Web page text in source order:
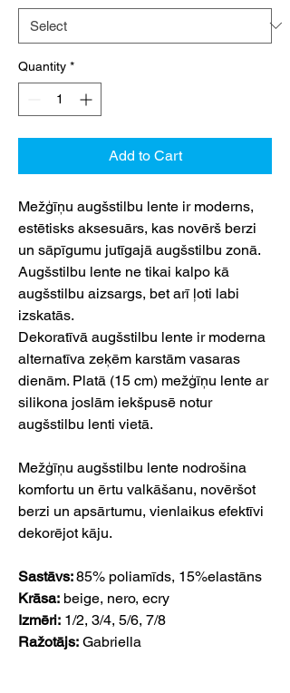
Quantity *
Add to Cart
Mežģīņu augšstilbu lente ir moderns,
estētisks aksesuārs, kas novērš berzi
un sāpīgumu jutīgajā augšstilbu zonā.
Augšstilbu lente ne tikai kalpo kā
augšstilbu aizsargs, bet arī ļoti labi
izskatās.
Dekoratīvā augšstilbu lente ir moderna
alternatīva zeķēm karstām vasaras
dienām. Platā (15 cm) mežģīņu lente ar
silikona joslām iekšpusē notur
augšstilbu lenti vietā.
Mežģīņu augšstilbu lente nodrošina
komfortu un ērtu valkāšanu, novēršot
berzi un apsārtumu, vienlaikus efektīvi
dekorējot kāju.
Sastāvs:85% poliamīds, 15%elastāns
Krāsa: beige, nero, ecry
Izmēri: 1/2, 3/4, 5/6, 7/8
Ražotājs: Gabriella